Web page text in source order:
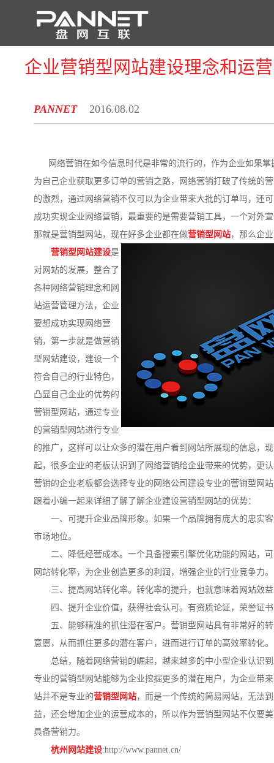
首 页
企业营销型网站建设理念和运营
PANNET 2016.08.02
网络营销在如今信息时代是非常的流行的，作为企业如果掌
为自己企业获取更多订单的营销之路，网络营销打破了传统的
的激烈，通过网络营销不仅可以为企业带来大批的订单吗，还
成功实现企业网络营销，最重要的是需要营销工具，一个对外
那就是营销型网站，现在好多企业都在做营销型网站，那么企
营销型网站建设是
对网站的发展，整合了
各种网络营销理念和网
站运营管理方法，企业
要想成功实现网络营
销，第一步就是做营销
型网站建设，建设一个
符合自己的行业特色，
凸显自己企业的优势的
营销型网站，通过专业
的营销型网站进行专业
的推广，这样可以让众多的潜在用户看到网站所展现的信息，
起，很多企业的老板认识到了网络营销给企业带来的优势，更
营销的企业老板都会选择专业的网络公司建设专业的营销型网
跟着小编一起来详细了解了解企业建设营销型网站的优势：
一、可提升企业品牌形象。如果一个品牌拥有庞大的忠实客
市场地位。
二、降低经营成本。一个具备搜索引擎优化功能的网站，可
网站转化率，为企业创造更多的利润，增强企业的行业竞争力。
三、提高网站转化率。转化率的提升，也就意味着网站效益
四、提升企业价值，获得社会认可。有资质论证，荣誉证书
五、能够精准的抓住潜在客户。营销型网站具有非常好的转
意愿，从而抓住更多的潜在客户，进而进行订单的高效率转化。
总结，随着网络营销的崛起，越来越多的中小型企业认识
专业的营销型网站能够为企业挖掘更多的潜在用户，为企业带
站并不是专业的营销型网站，而是一个传统的简易网站，无法
益，还会增加企业的运营成本的，所以作为营销型网站不仅要
具备营销力。
杭州网站建设:http://www.pannet.cn/